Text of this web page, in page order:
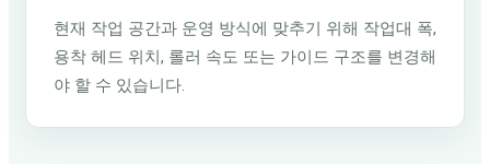
현재 작업 공간과 운영 방식에 맞추기 위해 작업대 폭,
용착 헤드 위치, 롤러 속도 또는 가이드 구조를 변경해
야 할 수 있습니다.